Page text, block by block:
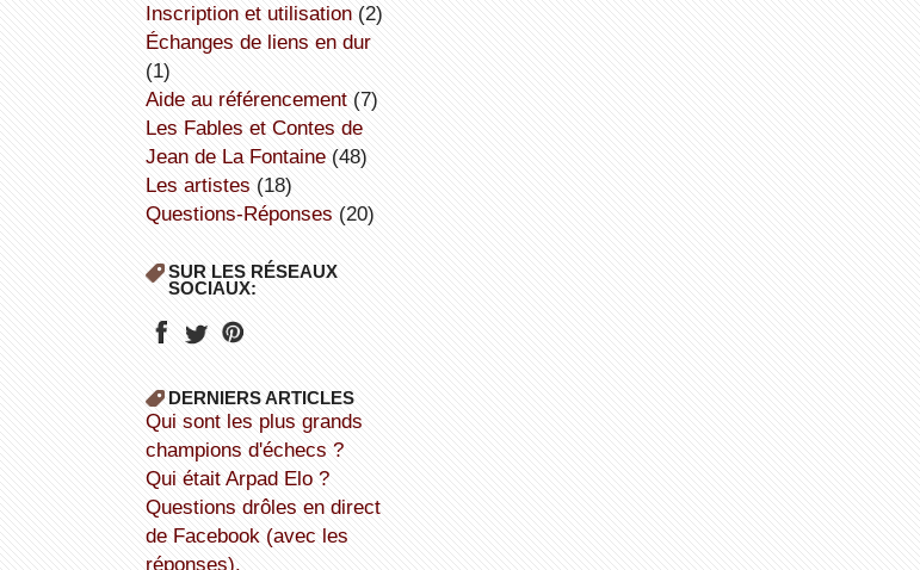
inscription et utilisation(2)
échanges de liens en dur
(1)
aide au référencement(7)
Les Fables et Contes de
Jean de La Fontaine(48)
Les artistes (18)
Questions-Réponses (20)
SUR LES RÉSEAUX
SOCIAUX:
DERNIERS ARTICLES
Qui sont les plus grands
champions d'échecs ?
Qui était Arpad Elo ?
Questions drôles en direct
de Facebook (avec les
réponses).